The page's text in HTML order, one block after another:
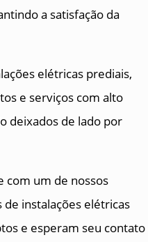
a satisfação da
elétricas prediais,
e serviços com alto
deixados de lado por
com um de nossos
instalações elétricas
e esperam seu contato